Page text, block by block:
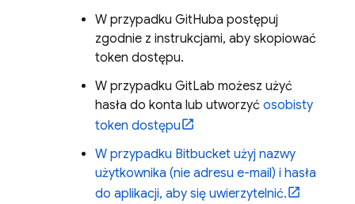
W przypadku GitHuba postępuj
zgodnie z instrukcjami, aby skopiować
token dostępu.
W przypadku GitLab możesz użyć
hasła do konta lub utworzyć osobisty
token dostępu
W przypadku Bitbucket użyj nazwy
użytkownika (nie adresu e-mail) i hasła
do aplikacji, aby się uwierzytelnić.